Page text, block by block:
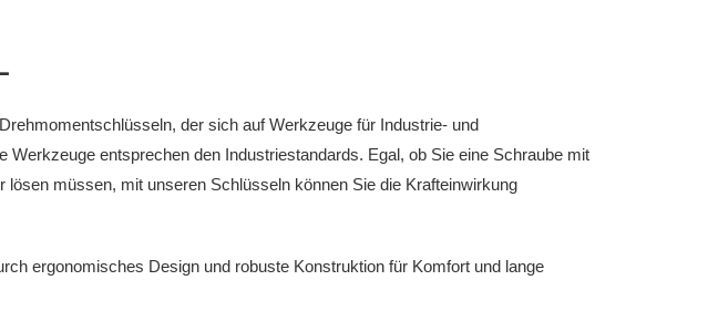
der sich auf Werkzeuge für Industrie- und
Werkzeuge entsprechen den Industriestandards. Egal, ob Sie eine Schraube mit
müssen, mit unseren Schlüsseln können Sie die Krafteinwirkung
ergonomisches Design und robuste Konstruktion für Komfort und lange